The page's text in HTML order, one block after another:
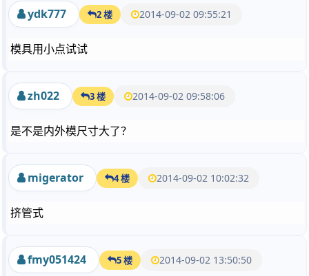
ydk777 2 楼 2014-09-02 09:55:21
模具用小点试试
zh022 3 楼 2014-09-02 09:58:06
是不是内外模尺寸大了？
migerator 4 楼 2014-09-02 10:02:32
挤管式
fmy051424 5 楼 2014-09-02 13:50:50